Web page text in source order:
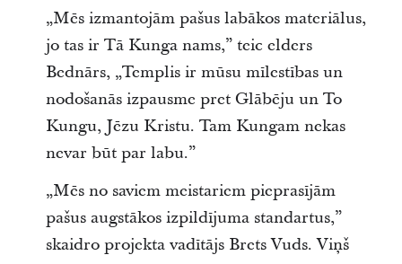
„Mēs izmantojām pašus labākos materiālus,
jo tas ir Tā Kunga nams,” teic elders
Bednārs, „Templis ir mūsu mīlestības un
nodošanās izpausme pret Glābēju un To
Kungu, Jēzu Kristu. Tam Kungam nekas
nevar būt par labu.”
„Mēs no saviem meistariem pieprasījām
pašus augstākos izpildījuma standartus,”
skaidro projekta vadītājs Brets Vuds. Viņš